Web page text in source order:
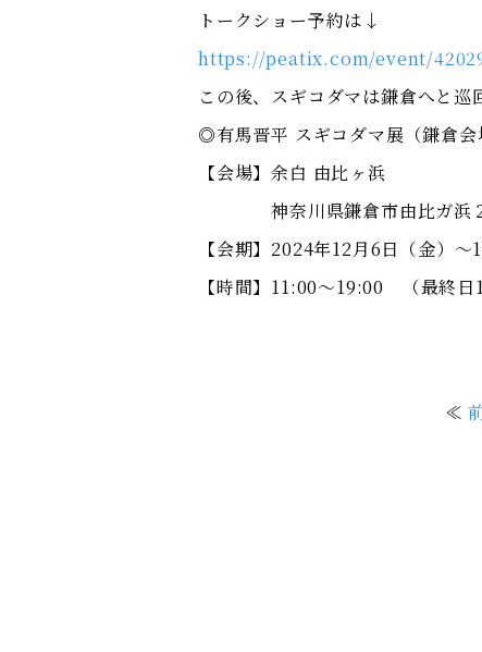
トークショー予約は↓
https://peatix.com/event/
この後、スギコダマは鎌倉へと巡
◎有馬晋平 スギコダマ展（鎌倉会
【会場】余白 由比ヶ浜
神奈川県鎌倉市由比ガ浜２
【会期】2024年12月6日（金）～
【時間】11:00～19:00 （最終日
≪